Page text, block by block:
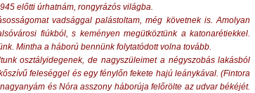
előtti úrhatnám, rongyrázós világba.
vadsággal palástoltam, még követnek is. Amolyan
fiúkból, s keményen megütköztünk a katonarétiekkel.
Mintha a háború bennünk folytatódott volna tovább.
osztályidegenek, de nagyszüleimet a négyszobás lakásból
feleséggel és egy fénylőn fekete hajú leánykával. (Fintora
és Nóra asszony háborúja felőrölte az udvar békéjét.